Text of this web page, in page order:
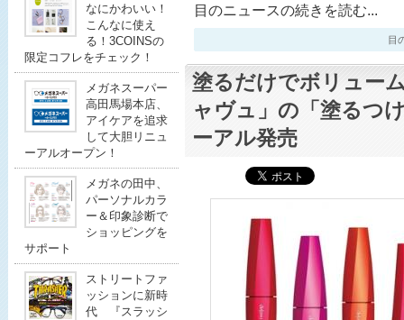
なにかわいい！
こんなに使え
る！3COINSの
限定コフレをチェック！
メガネスーパー
高田馬場本店、
アイケアを追求
して大胆リニュ
ーアルオープン！
メガネの田中、
パーソナルカラ
ー＆印象診断で
ショッピングを
サポート
ストリートファ
ッションに新時
代 『スラッシ
目のニュースの続きを読む...
目
塗るだけでボリュー
ャヴュ」の「塗るつ
ーアル発売